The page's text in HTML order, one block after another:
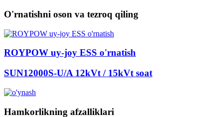
O'rnatishni oson va tezroq qiling
ROYPOW uy-joy ESS o'rnatish
SUN12000S-U/A 12kVt / 15kVt soat
Hamkorlikning afzalliklari